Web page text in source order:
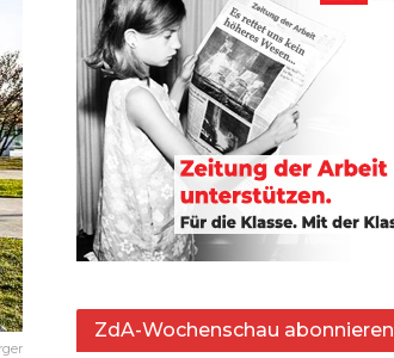
ZdA-Wochenschau abonnieren